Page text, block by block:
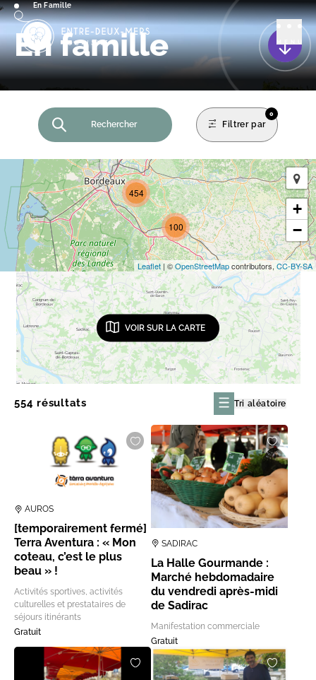
En Famille
En famille Scroll
Rechercher Filtrer par
0
554 résultats Tri aléatoire
AUROS
[temporairement fermé]
Terra Aventura : « Mon
coteau, c’est le plus
beau » !
Activités sportives, activités
culturelles et prestataires de
séjours itinérants
Gratuit
SADIRAC
La Halle Gourmande :
Marché hebdomadaire
du vendredi après-midi
de Sadirac
Manifestation commerciale
Gratuit
100
454
+
−
Leaflet | ©OpenStreetMapcontributors, CC-BY-SA
VOIR SUR LA CARTE